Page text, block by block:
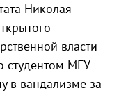
Николая
власти
студентом МГУ
в вандализме за